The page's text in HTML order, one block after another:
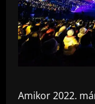
Amikor 2022.